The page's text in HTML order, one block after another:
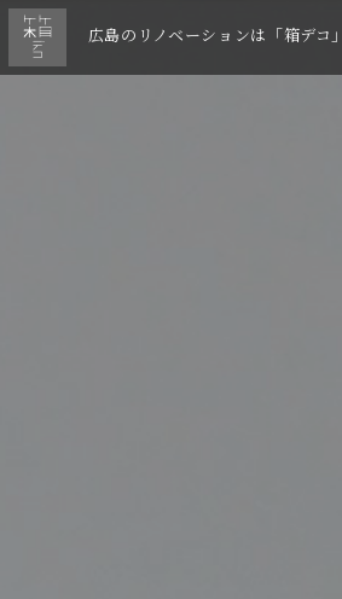
広島のリノベーションは「箱デコ」